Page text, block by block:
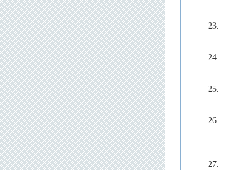
23.
24.
25.
26.
27.